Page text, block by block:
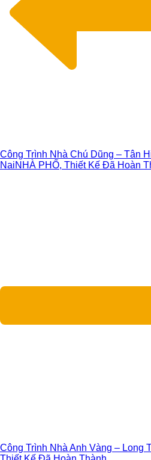
Công Trình Nhà Chú Dũng – Tân
NaiNHÀ PHỐ, Thiết Kế Đã Hoàn
Công Trình Nhà Anh Vàng – Long